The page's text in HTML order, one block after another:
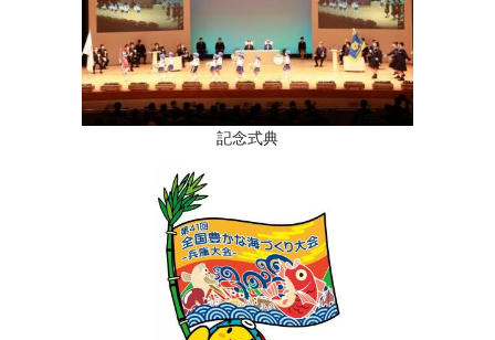
記念式典